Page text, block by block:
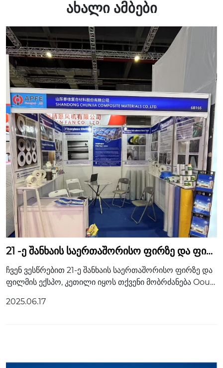
ახალი ამბები
21 -ე შანხაის საერთაშორისო ფირზე და ფილ
მის ექსპო
ჩვენ ვესწრებით 21-ე შანხაის საერთაშორისო ფირზე და
ფილმის ექსპო, კეთილი იყოს თქვენი მობრძანება Oour
e」 ფირზე სამყარო, ფილმი სამყარო 「APFE2025」 21
2025.06.17